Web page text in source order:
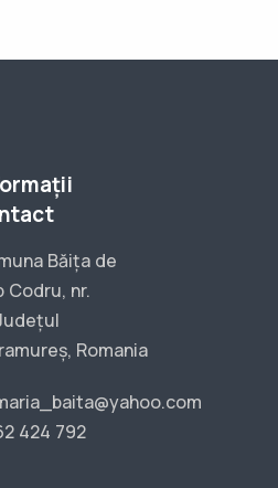
Băița de
Codru, nr.
Romania
424 792